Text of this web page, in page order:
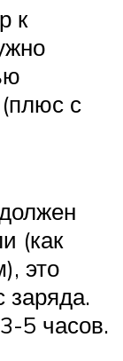
к
с
(как
это
заряда.
5 часов.